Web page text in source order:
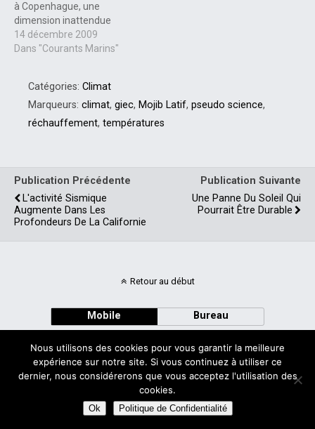
à Copenhague, une
dimension inattendue
laissant la porte ouverte à
bien des interrogations... Et
réchauffement de la
planète pourrait être
précédé d'une décennie ou
14 décembre 2009
Dans "Courants Marins"
Catégories: Climat
Marqueurs: climat, giec, Mojib Latif, pseudo science,
réchauffement, températures
Publication Précédente
L'activité Sismique
Augmente Dans Les
Profondeurs De La Californie
Publication Suivante
Une Panne Du Soleil Qui
Pourrait Être Durable
Retour au début
Mobile Bureau
Avec
WPtouch Mobile Suite for WordPress
Nous utilisons des cookies pour vous garantir la meilleure
expérience sur notre site. Si vous continuez à utiliser ce
dernier, nous considérerons que vous acceptez l'utilisation des
cookies.
Ok Politique de Confidentialité